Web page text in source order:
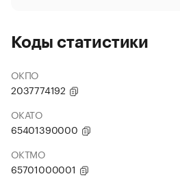
Коды статистики
ОКПО
2037774192
ОКАТО
65401390000
ОКТМО
65701000001